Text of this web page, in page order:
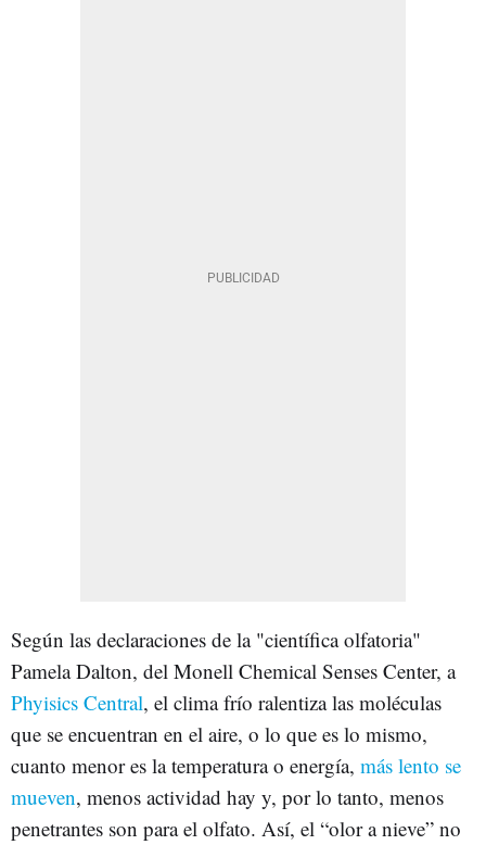
Según las declaraciones de la "científica olfatoria"
Pamela Dalton, del Monell Chemical Senses Center, a
Phyisics Central, el clima frío ralentiza las moléculas
que se encuentran en el aire, o lo que es lo mismo,
cuanto menor es la temperatura o energía, más lento se
mueven, menos actividad hay y, por lo tanto, menos
penetrantes son para el olfato. Así, el “olor a nieve” no